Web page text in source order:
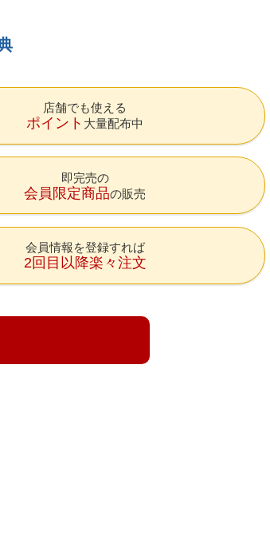
店舗でも使える
ポイント 大量配布中
即完売の
会員限定商品の販売
会員情報を登録すれば
2回目以降楽々注文